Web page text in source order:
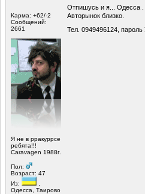
Карма: +62/-2
Сообщений:
2661
Я не в рракуррсе
ребята!!!
Сaravagen 1988г.
Пол:
Возраст: 47
Из:
Одесса, Таирово
Отпишусь и я... Одесса .
Авторынок близко.
Тел. 0949496124, пароль